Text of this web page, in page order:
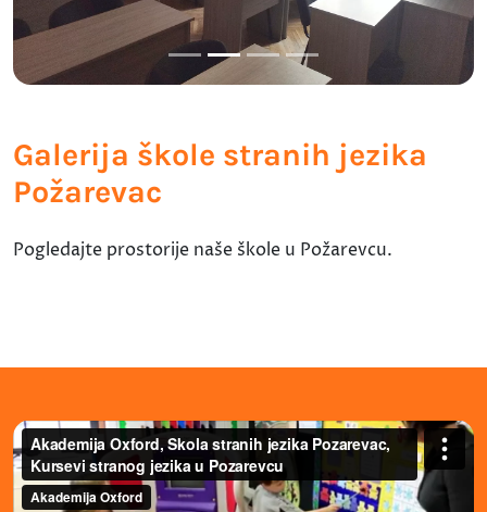
Galerija škole stranih jezika
Požarevac
Pogledajte prostorije naše škole u Požarevcu.